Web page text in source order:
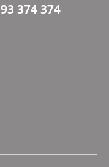
374 374